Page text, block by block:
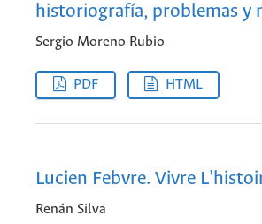
historiografía, problemas y
Sergio Moreno Rubio
PDF HTML
Lucien Febvre. Vivre
Renán Silva